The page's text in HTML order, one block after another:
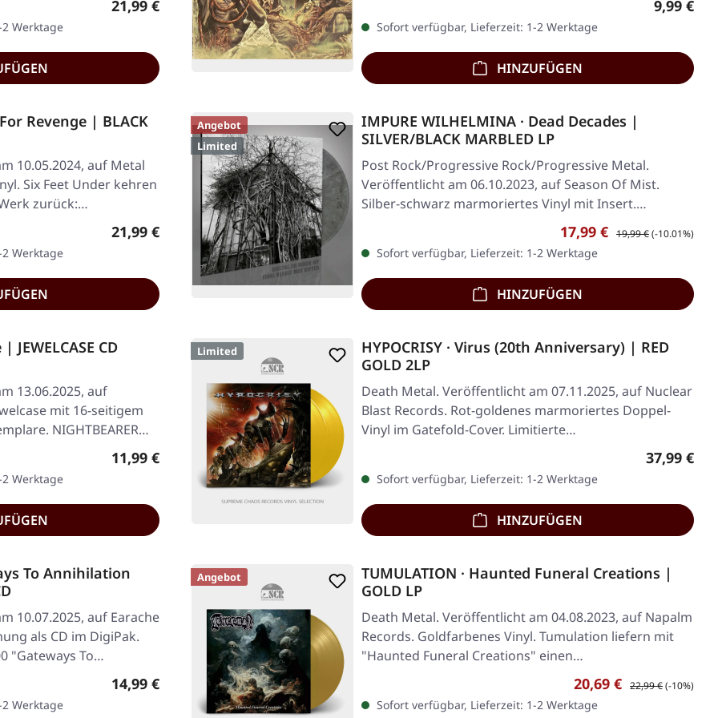
Regulärer Preis:
21,99 €
Werktage
9,99 €
Sofort verfügbar, Lieferzeit: 1-2 Werktage
HINZUFÜGEN
Revenge | BLACK
10.05.2024, auf Metal
Six Feet Under kehren
zurück:…
Regulärer Preis:
21,99 €
Werktage
Angebot
Limited
IMPURE WILHELMINA · Dead Decades |
SILVER/BLACK MARBLED LP
Post Rock/Progressive Rock/Progressive Metal.
Veröffentlicht am 06.10.2023, auf Season Of Mist.
Silber-schwarz marmoriertes Vinyl mit Insert.…
Verkaufspreis:
17,99 € Regulärer Preis:
19,99 €(-10.01%)
Sofort verfügbar, Lieferzeit: 1-2 Werktage
HINZUFÜGEN
JEWELCASE CD
13.06.2025, auf
mit 16-seitigem
NIGHTBEARER…
Regulärer Preis:
11,99 €
Werktage
Limited
HYPOCRISY · Virus (20th Anniversary) | RED
GOLD 2LP
Death Metal. Veröffentlicht am 07.11.2025, auf Nuclear
Blast Records. Rot-goldenes marmoriertes Doppel-
Vinyl im Gatefold-Cover. Limitierte…
Regulärer
37,99 €
Sofort verfügbar, Lieferzeit: 1-2 Werktage
HINZUFÜGEN
To Annihilation
10.07.2025, auf Earache
als CD im DigiPak.
"Gateways To…
Regulärer Preis:
14,99 €
Werktage
Angebot
TUMULATION · Haunted Funeral Creations |
GOLD LP
Death Metal. Veröffentlicht am 04.08.2023, auf Napalm
Records. Goldfarbenes Vinyl. Tumulation liefern mit
"Haunted Funeral Creations" einen…
Verkaufspreis:
20,69 € Regulärer Preis:
22,99 €(-10%)
Sofort verfügbar, Lieferzeit: 1-2 Werktage